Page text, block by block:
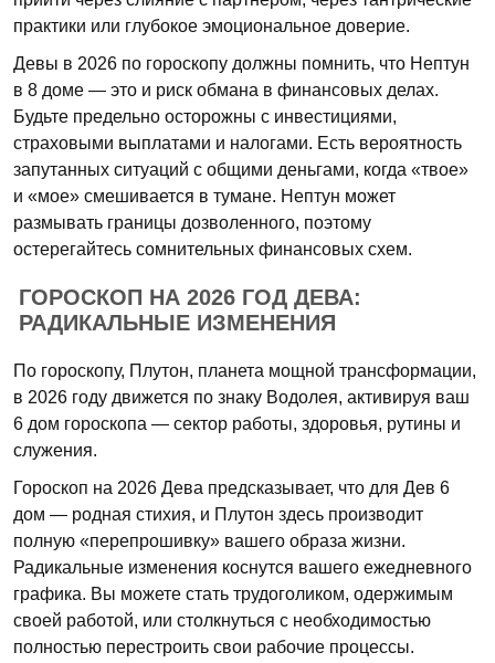
практики или глубокое эмоциональное доверие.
Девы в 2026 по гороскопу должны помнить, что Нептун
в 8 доме — это и риск обмана в финансовых делах.
Будьте предельно осторожны с инвестициями,
страховыми выплатами и налогами. Есть вероятность
запутанных ситуаций с общими деньгами, когда «твое»
и «мое» смешивается в тумане. Нептун может
размывать границы дозволенного, поэтому
остерегайтесь сомнительных финансовых схем.
ГОРОСКОП НА 2026 ГОД ДЕВА:
РАДИКАЛЬНЫЕ ИЗМЕНЕНИЯ
По гороскопу, Плутон, планета мощной трансформации,
в 2026 году движется по знаку Водолея, активируя ваш
6 дом гороскопа — сектор работы, здоровья, рутины и
служения.
Гороскоп на 2026 Дева предсказывает, что для Дев 6
дом — родная стихия, и Плутон здесь производит
полную «перепрошивку» вашего образа жизни.
Радикальные изменения коснутся вашего ежедневного
графика. Вы можете стать трудоголиком, одержимым
своей работой, или столкнуться с необходимостью
полностью перестроить свои рабочие процессы.